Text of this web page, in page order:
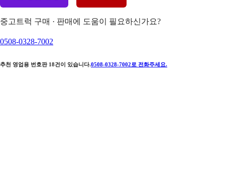
중고트럭 구매 · 판매에 도움이 필요하신가요?
0508-0328-7002
추천 영업용 번호판 18건이 있습니다.0508-0328-7002 로 전화주세요.